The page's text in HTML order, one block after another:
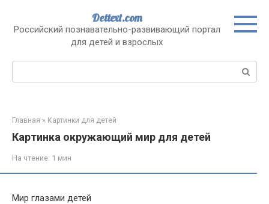
контенту
Dettext.com
Российский познавательно-развивающий портал
для детей и взрослых
Поиск:
Главная » Картинки для детей
Картинка окружающий мир для детей
На чтение: 1 мин
Мир глазами детей